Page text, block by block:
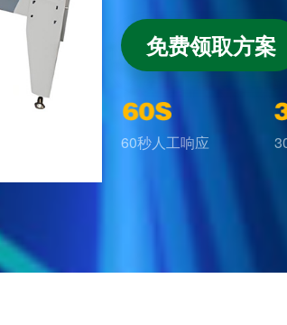
免费领取方案
60秒人工响应